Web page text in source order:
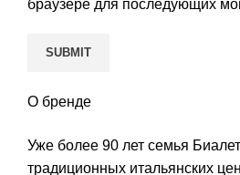
браузере для последующих
О бренде
Уже более 90 лет семья
традиционных итальянских